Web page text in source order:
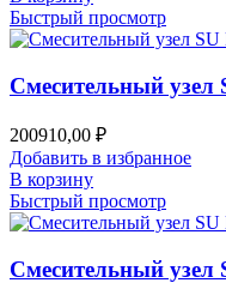
Быстрый просмотр
Смесительный узел
200910,00 ₽
Добавить в избранное
В корзину
Быстрый просмотр
Смесительный узел